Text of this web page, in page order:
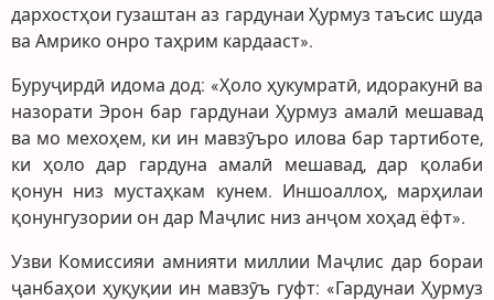
дархостҳои гузаштан аз гардунаи Ҳурмуз таъсис шуда
ва Амрико онро таҳрим кардааст».
Буруҷирдӣ идома дод: «Ҳоло ҳукумратӣ, идоракунӣ ва
назорати Эрон бар гардунаи Ҳурмуз амалӣ мешавад
ва мо мехоҳем, ки ин мавзӯъро илова бар тартиботе,
ки ҳоло дар гардуна амалӣ мешавад, дар қолаби
қонун низ мустаҳкам кунем. Иншоаллоҳ, марҳилаи
қонунгузории он дар Маҷлис низ анҷом хоҳад ёфт».
Узви Комиссияи амнияти миллии Маҷлис дар бораи
ҷанбаҳои ҳуқуқии ин мавзӯъ гуфт: «Гардунаи Ҳурмуз